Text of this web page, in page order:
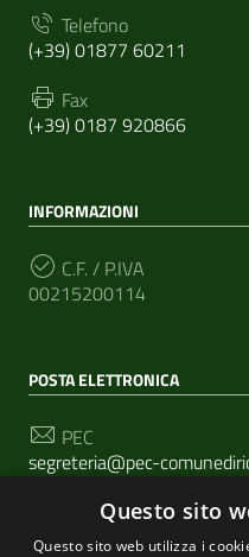
Telefono
(+39) 01877 60211
Fax
(+39) 0187 920866
INFORMAZIONI
C.F. / P.IVA
00215200114
POSTA ELETTRONICA
PEC
segreteria@pec-
EmailQuesto sito
Questo sito web utilizza i